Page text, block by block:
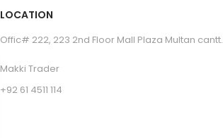
LOCATION
Offic# 222, 223 2nd Floor Mall Plaza Multan cantt.
Makki Trader
+92 61 4511 114